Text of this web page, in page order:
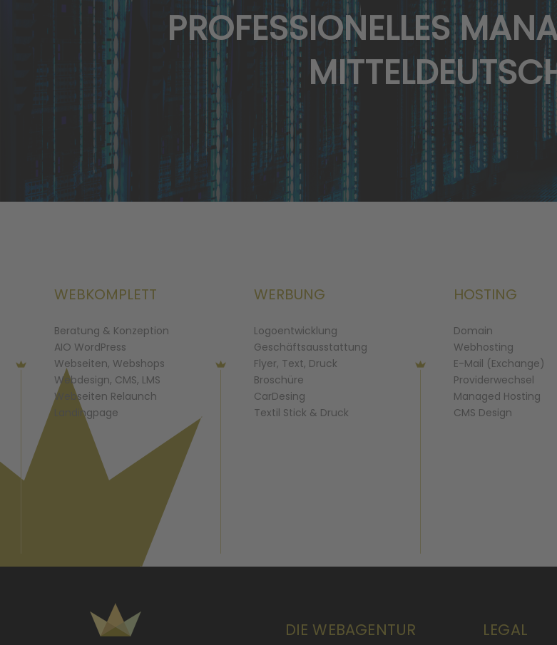
PROFESSIONELLES
WEBKOMPLETT
Beratung & Konzeption
AIO WordPress
Webseiten, Webshops
Webdesign, CMS, LMS
Webseiten Relaunch
Landingpage
WERBUNG
Logoentwicklung
Geschäftsausstattung
Flyer, Text, Druck
Broschüre
CarDesing
Textil Stick & Druck
HOSTING
Domain
Webhosting
E-Mail (Exchange)
Providerwechsel
Managed Hosting
CMS Design
DIE WEBAGENTUR LEGAL